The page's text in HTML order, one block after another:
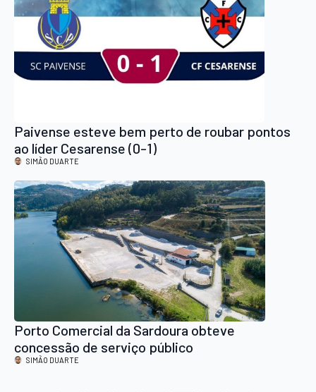
Paivense esteve bem perto de roubar pontos
ao líder Cesarense (0-1)
SIMÃO DUARTE
Porto Comercial da Sardoura obteve
concessão de serviço público
SIMÃO DUARTE